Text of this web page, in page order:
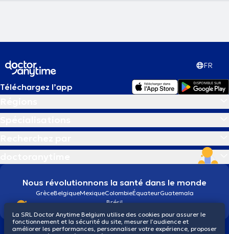
FR
Téléchargez l’app
Nous révolutionnons la santé dans le monde
GrèceBelgiqueMexiqueColombieÉquateurGuatemala
Brésil
La SRL Doctor Anytime Belgium utilise des cookies pour assurer le
fonctionnement et la sécurité du site, mesurer l’audience et
améliorer les performances, personnaliser votre expérience, proposer